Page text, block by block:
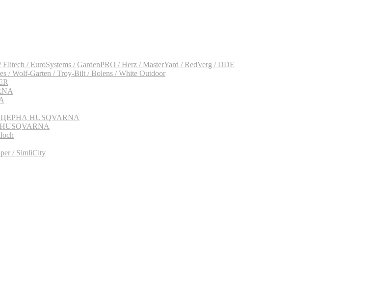
/ EuroSystems / GardenPRO / Herz / MasterYard / RedVerg / DDE
/ Wolf-Garten / Troy-Bilt / Bolens / White Outdoor
HUSQVARNA
/ SimliCity